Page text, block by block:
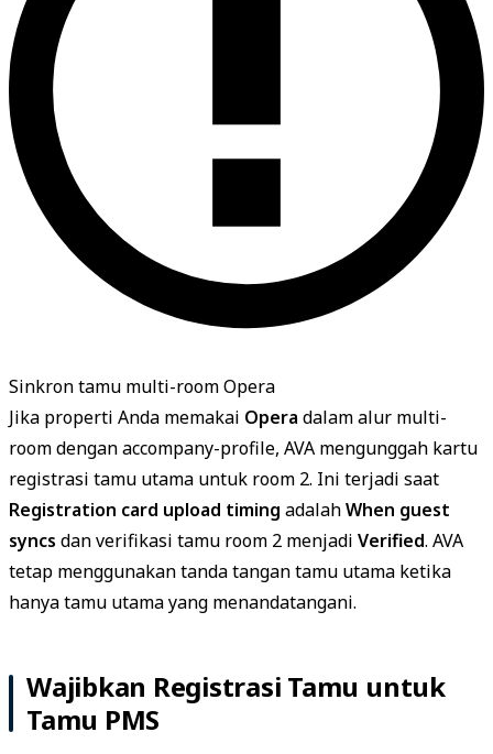
Sinkron tamu multi-room Opera
Jika properti Anda memakai Opera dalam alur multi-
room dengan accompany-profile, AVA mengunggah kartu
registrasi tamu utama untuk room 2. Ini terjadi saat
Registration card upload timing adalahWhen guest
syncs dan verifikasi tamu room 2 menjadi Verified. AVA
tetap menggunakan tanda tangan tamu utama ketika
hanya tamu utama yang menandatangani.
Wajibkan Registrasi Tamu untuk
Tamu PMS